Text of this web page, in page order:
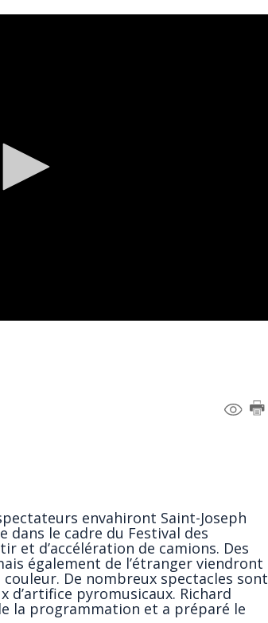
envahiront Saint-Joseph
le cadre du Festival des
et d’accélération de camions. Des
également de l’étranger viendront
De nombreux spectacles sont
d’artifice pyromusicaux. Richard
la programmation et a préparé le